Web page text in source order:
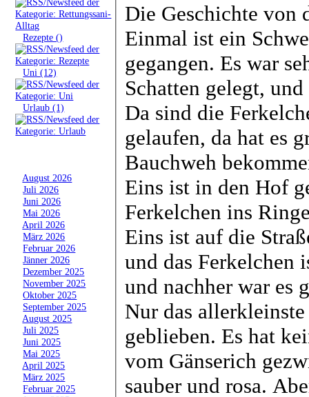
»Rezepte ()
»Uni (12)
»Urlaub (1)
August 2026
»Juli 2026
»Juni 2026
»Mai 2026
April 2026
»März 2026
»Februar 2026
»Jänner 2026
»Dezember 2025
»November 2025
»Oktober 2025
September 2025
August 2025
»Juli 2025
»Juni 2025
»Mai 2025
April 2025
»März 2025
»Februar 2025
Die Geschichte von
Einmal ist ein
gegangen. Es war
Schatten gelegt,
Da sind die
gelaufen, da hat es
Bauchweh
Eins ist in den Hof
Ferkelchen ins
Eins ist auf die
und das Ferkelchen
und nachher war es
Nur das
geblieben. Es hat
vom Gänserich
sauber und rosa.